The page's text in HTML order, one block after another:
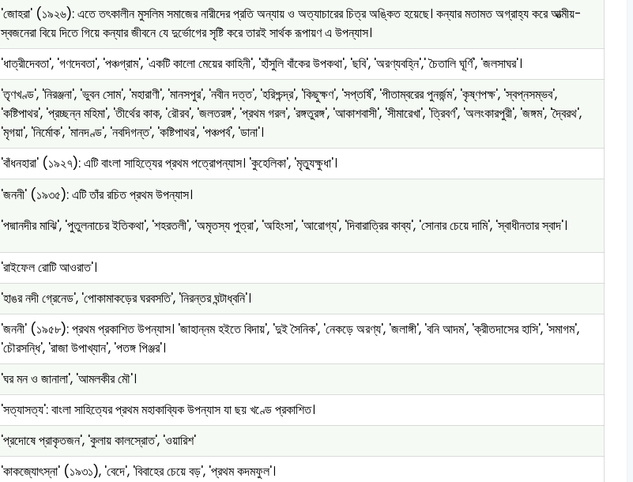
'জোহরা' (১৯২৬): এতে তৎকালীন মুসলিম সমাজের নারীদের প্রতি অন্যায় ও অত্যাচারের চিত্র অঙ্কিত হয়েছে। কন্যার মতামত অগ্রাহ্য করে আত্মীয়-
স্বজনেরা বিয়ে দিতে গিয়ে কন্যার জীবনে যে দুর্ভোগের সৃষ্টি করে তারই সার্থক রূপায়ণ এ উপন্যাস।
'ধাত্রীদেবতা', 'গণদেবতা', 'পঞ্চগ্রাম', 'একটি কালো মেয়ের কাহিনী', 'হাঁসুলি বাঁকের উপকথা', 'ছবি', 'অরণ্যবহ্নি',' চৈতালি ঘূর্ণি', 'জলসাঘর'।
'তৃণখণ্ড', 'নিরঞ্জনা', 'ভুবন সোম', 'মহারাণী', 'মানসপুর', 'নবীন দত্ত', 'হরিশ্চন্দ্র', 'কিছুক্ষণ', 'সপ্তর্ষি', 'পীতাম্বরের পুনর্জন্ম', 'কৃষ্ণপক্ষ', 'স্বপ্নসম্ভব',
'কষ্টিপাথর', 'প্রচ্ছন্ন মহিমা', 'তীর্থের কাক, 'রৌরব', 'জলতরঙ্গ', 'প্রথম গরল', 'রঙ্গতুরঙ্গ', 'আকাশবাসী', 'সীমারেখা', 'ত্রিবর্ণ', 'অলংকারপুরী', 'জঙ্গম', 'দ্বৈরথ',
'মৃগয়া', 'নির্মোক', 'মানদণ্ড', 'নবদিগন্ত', 'কষ্টিপাথর', 'পঞ্চপর্ব', 'ডানা'।
'বাঁধনহারা' (১৯২৭): এটি বাংলা সাহিত্যের প্রথম পত্রোপন্যাস। 'কুহেলিকা', 'মৃত্যুক্ষুধা'।
'জননী' (১৯৩৫): এটি তাঁর রচিত প্রথম উপন্যাস।
'পদ্মানদীর মাঝি', 'পুতুলনাচের ইতিকথা', 'শহরতলী', 'অমৃতস্য পুত্রা', 'অহিংসা', 'আরোগ্য', 'দিবারাত্রির কাব্য', 'সোনার চেয়ে দামি', 'স্বাধীনতার স্বাদ'।
'রাইফেল রোটি আওরাত'।
'হাঙর নদী গ্রেনেড', 'পোকামাকড়ের ঘরবসতি', 'নিরন্তর ঘন্টাধ্বনি'।
'জননী' (১৯৫৮): প্রথম প্রকাশিত উপন্যাস। 'জাহান্নম হইতে বিদায়', 'দুই সৈনিক', 'নেকড়ে অরণ্য', 'জলাঙ্গী', 'বনি আদম', 'ক্রীতদাসের হাসি', 'সমাগম',
'চৌরসন্ধি', 'রাজা উপাখ্যান', 'পতঙ্গ পিঞ্জর'।
'ঘর মন ও জানালা', 'আমলকীর মৌ'।
'সত্যাসত্য': বাংলা সাহিত্যের প্রথম মহাকাব্যিক উপন্যাস যা ছয় খণ্ডে প্রকাশিত।
'প্রদোষে প্রাকৃতজন', 'কুলায় কালস্রোত', 'ওয়ারিশ'
'কাকজ্যোৎস্না' (১৯৩১), 'বেদে', 'বিবাহের চেয়ে বড়', 'প্রথম কদমফুল'।